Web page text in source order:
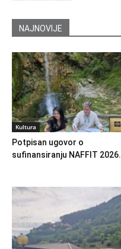
NAJNOVIJE
Kultura
Potpisan ugovor o
sufinansiranju NAFFIT 2026.